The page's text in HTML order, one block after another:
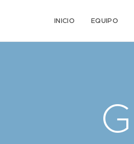
INICIO EQUIPO
G